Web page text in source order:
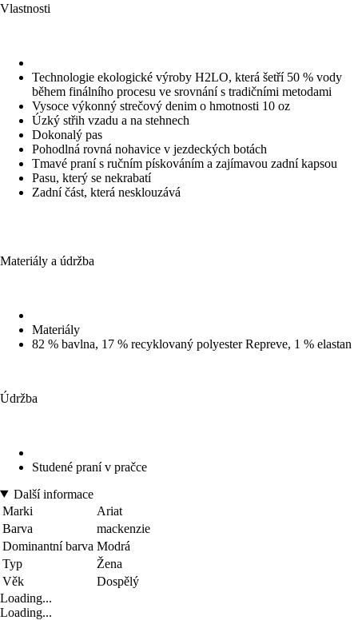
Vlastnosti
Technologie ekologické výroby H2LO, která šetří 50 % vody
během finálního procesu ve srovnání s tradičními metodami
Vysoce výkonný strečový denim o hmotnosti 10 oz
Úzký střih vzadu a na stehnech
Dokonalý pas
Pohodlná rovná nohavice v jezdeckých botách
Tmavé praní s ručním pískováním a zajímavou zadní kapsou
Pasu, který se nekrabatí
Zadní část, která nesklouzává
Materiály a údržba
Materiály
82 % bavlna, 17 % recyklovaný polyester Repreve, 1 % elastan
Údržba
Studené praní v pračce
Další informace
Marki
Ariat
Barva
mackenzie
Dominantní barva Modrá
Typ
Žena
Věk
Dospělý
Loading...
Loading...